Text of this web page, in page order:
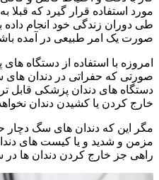
مورد استفاده قرار گیرد که قبلا
طی دوران زندگی خود انجام داده
صورت یک امر طبیعی در آمده
امروزه با استفاده از دستگاه
صورتی که حفراتی در دندان های
دستگاه های دندان پزشکی قابل
خارج کردن یا کشیدن دندان
مگر این که دندان های سگ
مزمن و شدید و یا کیست های
راهی جز خارج کردن دندان ها